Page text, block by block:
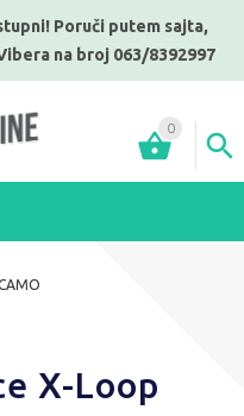
Poruči putem sajta,
na broj 063/8392997
0
X-Loop